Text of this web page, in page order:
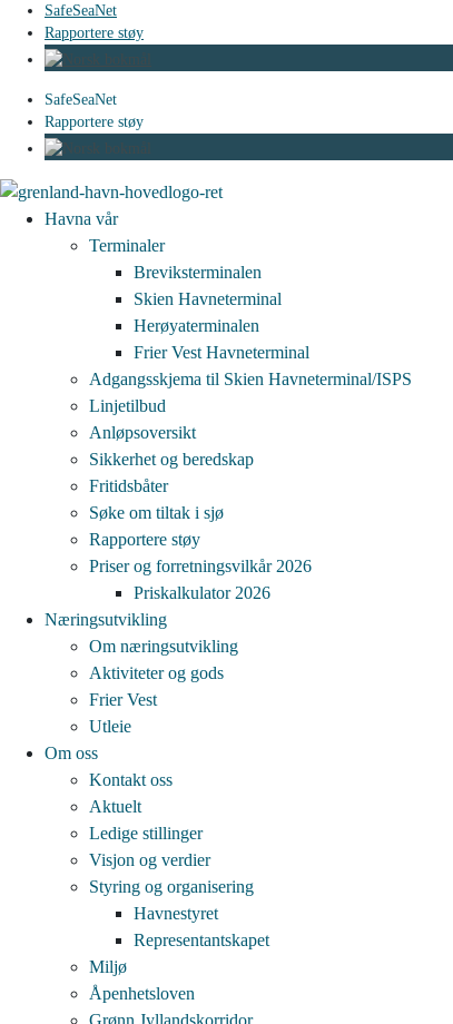
SafeSeaNet
Rapportere støy
SafeSeaNet
Rapportere støy
Havna vår
Terminaler
Breviksterminalen
Skien Havneterminal
Herøyaterminalen
Frier Vest Havneterminal
Adgangsskjema til Skien Havneterminal/ISPS
Linjetilbud
Anløpsoversikt
Sikkerhet og beredskap
Fritidsbåter
Søke om tiltak i sjø
Rapportere støy
Priser og forretningsvilkår 2026
Priskalkulator 2026
Næringsutvikling
Om næringsutvikling
Aktiviteter og gods
Frier Vest
Utleie
Om oss
Kontakt oss
Aktuelt
Ledige stillinger
Visjon og verdier
Styring og organisering
Havnestyret
Representantskapet
Miljø
Åpenhetsloven